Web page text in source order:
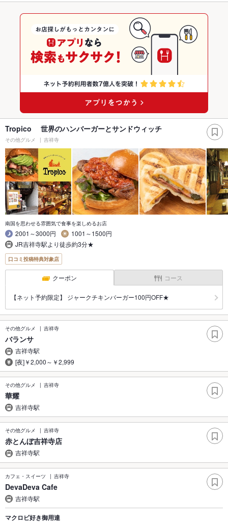
Tropico 世界のハンバーガーとサンドウィッチ
その他グルメ 吉祥寺
南国を思わせる雰囲気で食事を楽しめるお店
2001～3000円
1001～1500円
JR吉祥寺駅より徒歩約3分★
口コミ投稿特典対象店
クーポン コース
【ネット予約限定】 ジャークチキンバーガー100円OFF★
その他グルメ 吉祥寺
バランサ
吉祥寺駅
[夜]￥2,000～￥2,999
その他グルメ 吉祥寺
華耀
吉祥寺駅
その他グルメ 吉祥寺
赤とんぼ吉祥寺店
吉祥寺駅
カフェ・スイーツ 吉祥寺
DevaDeva Cafe
吉祥寺駅
マクロビ好き御用達